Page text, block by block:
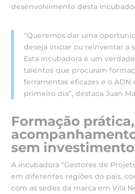
desenvolvimento desta
“Queremos dar uma
deseja iniciar ou reinventar a
Esta incubadora é um
talentos que procuram
ferramentas eficazes e o ADN
primeiro dia”, destaca Juan
Formação prática,
sem
A incubadora “Gestores de
em diferentes regiões do país,
com as sedes da marca em Vila